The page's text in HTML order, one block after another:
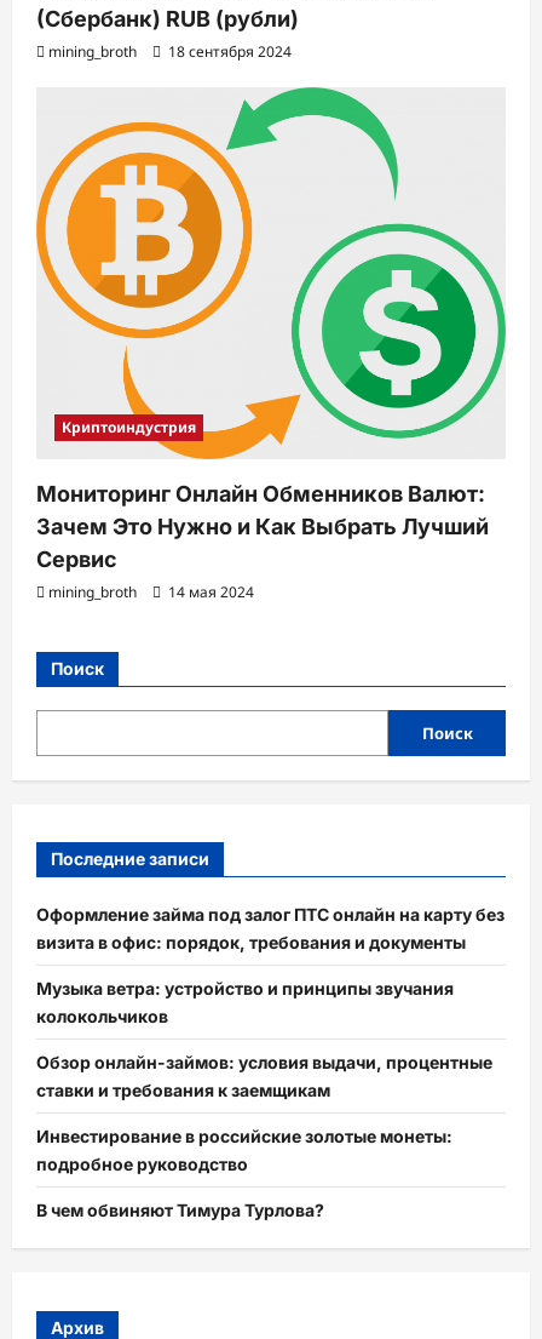
(Сбербанк) RUB (рубли)
mining_broth 18 сентября 2024
Криптоиндустрия
Мониторинг Онлайн Обменников Валют:
Зачем Это Нужно и Как Выбрать Лучший
Сервис
mining_broth 14 мая 2024
Поиск
Поиск
Последние записи
Оформление займа под залог ПТС онлайн на карту без
визита в офис: порядок, требования и документы
Музыка ветра: устройство и принципы звучания
колокольчиков
Обзор онлайн-займов: условия выдачи, процентные
ставки и требования к заемщикам
Инвестирование в российские золотые монеты:
подробное руководство
В чем обвиняют Тимура Турлова?
Архив